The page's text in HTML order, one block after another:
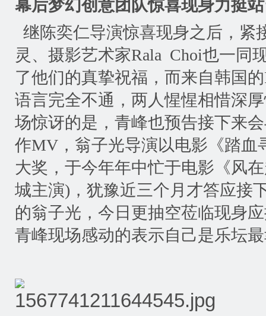
幕后梦幻创意团队惊喜现身力挺
继陈奕仁导演惊喜现身之后，紧
灵、摄影艺术家Rala Choi也一同
了他们的真挚祝福，而来自韩国的
语言完全不通，两人惺惺相惜深
场惊讶的是，青峰也预告接下来
作MV ，翁子光导演以电影《踏
大奖，于今年年中忙于电影《风
城主演) ，犹豫近三个月才答应接
的翁子光，今日更抽空莅临现身
青峰现场感动的表示自己是乐坛